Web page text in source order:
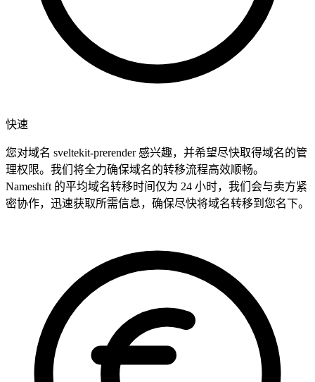
快速
您对域名 sveltekit-prerender 感兴趣，并希望尽快取得域名的管
理权限。我们将全力确保域名的转移流程高效顺畅。
Nameshift 的平均域名转移时间仅为 24 小时，我们会与卖方紧
密协作，迅速获取所需信息，确保尽快将域名转移到您名下。